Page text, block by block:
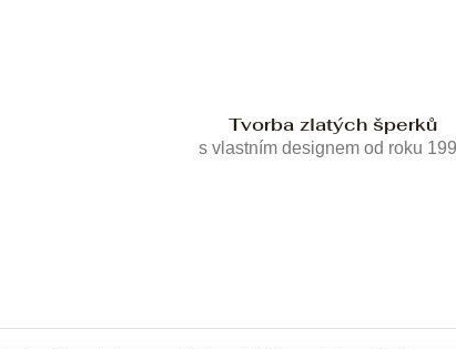
Tvorba zlatých šperků
s vlastním designem od roku